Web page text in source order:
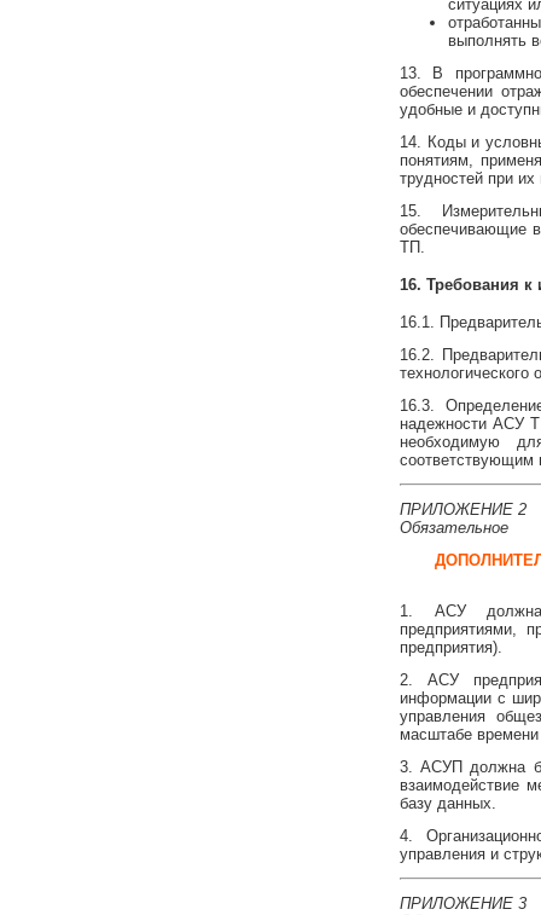
ситуациях
выполнять
13. В
обеспечении
удобные и
14. Коды и
понятиям,
трудностей при их
15.
обеспечивающие
ТП.
16. Требования
16.1.
16.2.
16.3.
надежности АСУ
необходимую
соответствующим
ПРИЛОЖЕНИЕ 2
Обязательное
1. АСУ должна
предприятиями,
предприятия).
2. АСУ
информации с
управления
масштабе
3. АСУП должна
взаимодействие
базу данных.
4.
управления и
ПРИЛОЖЕНИЕ 3